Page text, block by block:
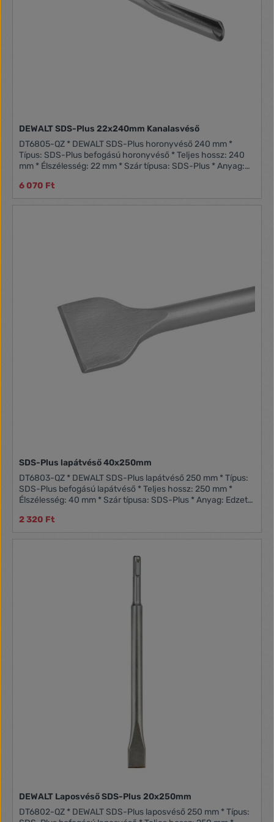
DEWALT SDS-Plus 22x240mm Kanalasvéső
DT6805-QZ * DEWALT SDS-Plus horonyvéső 240 mm *
Típus: SDS-Plus befogású horonyvéső * Teljes hossz: 240
mm * Élszélesség: 22 mm * Szár típusa: SDS-Plus * Anyag:
süllyesztéséhez, hornyok kialakításához betonban, téglában
és falazatban * Kivitel: Ívelt, üreges profil a pontos, tiszta
6 070 Ft
SDS-Plus lapátvéső 40x250mm
DT6803-QZ * DEWALT SDS-Plus lapátvéső 250 mm * Típus:
SDS-Plus befogású lapátvéső * Teljes hossz: 250 mm *
Élszélesség: 40 mm * Szár típusa: SDS-Plus * Anyag: Edzett
rétegek gyors eltávolításához * Kivitel: Széles lapát alakú
kialakítás, nagyobb felületek hatékony véséséhez *
2 320 Ft
DEWALT Laposvéső SDS-Plus 20x250mm
DT6802-QZ * DEWALT SDS-Plus laposvéső 250 mm * Típus: